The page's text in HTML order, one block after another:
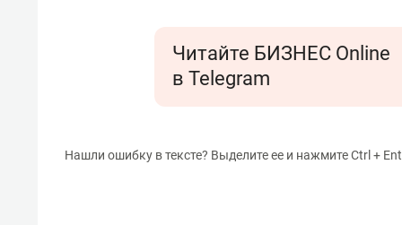
Читайте БИЗНЕС Online
в Telegram
Нашли ошибку в тексте? Выделите ее и нажмите Ctrl +